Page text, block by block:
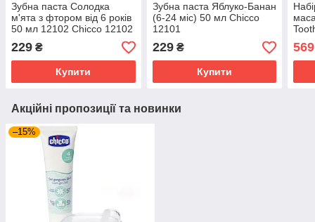
Зубна паста Солодка
м'ята з фтором від 6 років
50 мл 12102 Chicco 12102
229 ₴
Купити
Зубна паста Яблуко-Банан
(6-24 міс) 50 мл Chicco
12101
229₴
Купити
569
Акційні пропозиції та новинки
–15%